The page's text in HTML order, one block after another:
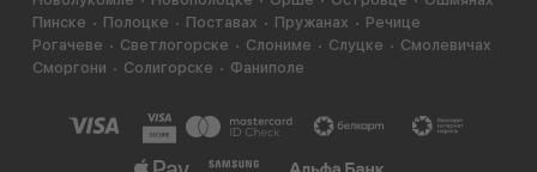
Пинске
Полоцке Поставах Пружанах
Речице
Рогачеве
Светлогорске Слониме Слуцке
Смолевичах
Сморгони
Солигорске Фаниполе